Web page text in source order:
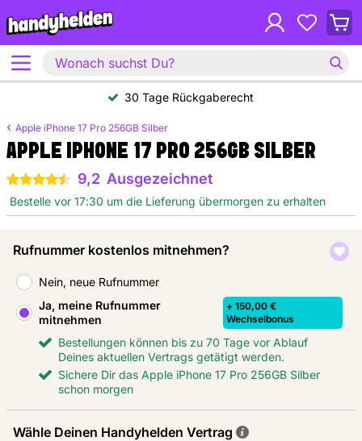
30 Tage Rückgaberecht
Apple iPhone 17 Pro 256GB Silber
APPLE IPHONE 17 PRO 256GB SILBER
4.5 Sterne
9,2 Ausgezeichnet
Bestelle vor 17:30 um die Lieferung übermorgen zu erhalten
Rufnummer kostenlos mitnehmen?
Nein, neue Rufnummer
Ja, meine Rufnummer
mitnehmen
+ 150,00 €
Wechselbonus
Bestellungen können bis zu 70 Tage vor Ablauf
Deines aktuellen Vertrags getätigt werden.
Sichere Dir das Apple iPhone 17 Pro 256GB Silber
schon morgen
Wähle Deinen Handyhelden Vertrag